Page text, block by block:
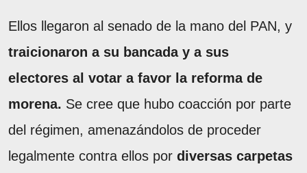
Ellos llegaron al senado de la mano del PAN, y
traicionaron a su bancada y a sus
electores al votar a favor la reforma de
morena. Se cree que hubo coacción por parte
del régimen, amenazándolos de proceder
legalmente contra ellos por diversas carpetas